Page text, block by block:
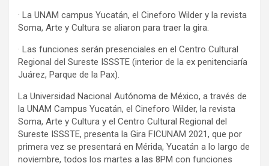
· La UNAM campus Yucatán, el Cineforo Wilder y la revista
Soma, Arte y Cultura se aliaron para traer la gira.
· Las funciones serán presenciales en el Centro Cultural
Regional del Sureste ISSSTE (interior de la ex penitenciaría
Juárez, Parque de la Pax).
La Universidad Nacional Autónoma de México, a través de
la UNAM Campus Yucatán, el Cineforo Wilder, la revista
Soma, Arte y Cultura y el Centro Cultural Regional del
Sureste ISSSTE, presenta la Gira FICUNAM 2021, que por
primera vez se presentará en Mérida, Yucatán a lo largo de
noviembre, todos los martes a las 8PM con funciones